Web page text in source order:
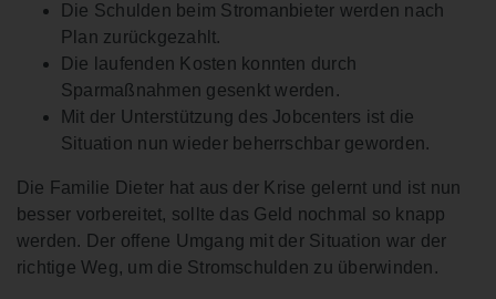
Die Schulden beim Stromanbieter werden nach
Plan zurückgezahlt.
Die laufenden Kosten konnten durch
Sparmaßnahmen gesenkt werden.
Mit der Unterstützung des Jobcenters ist die
Situation nun wieder beherrschbar geworden.
Die Familie Dieter hat aus der Krise gelernt und ist nun
besser vorbereitet, sollte das Geld nochmal so knapp
werden. Der offene Umgang mit der Situation war der
richtige Weg, um die Stromschulden zu überwinden.